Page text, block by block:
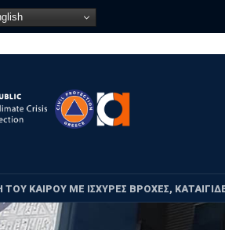
ΤΟΥ ΚΑΙΡΟΥ ΜΕ ΙΣΧΥΡΕΣ ΒΡΟΧΕΣ,